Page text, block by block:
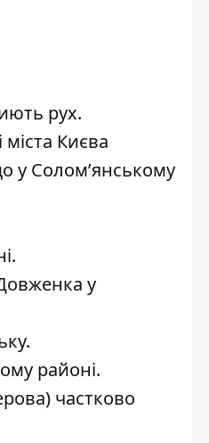
рух.
Києва
у Солом’янському
у
районі.
частково